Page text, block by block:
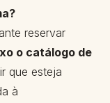
reservar
o catálogo de
que esteja
à